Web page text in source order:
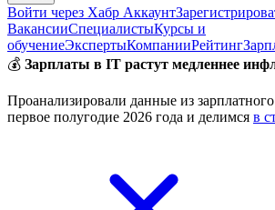
Войти через Хабр Аккаунт
ВакансииСпециалистыКурсы и
обучениеЭкспертыКомпанииРейтинг
💰 Зарплаты в IT растут медленнее
Проанализировали данные из зарплатного
первое полугодие 2026 года и делимся в